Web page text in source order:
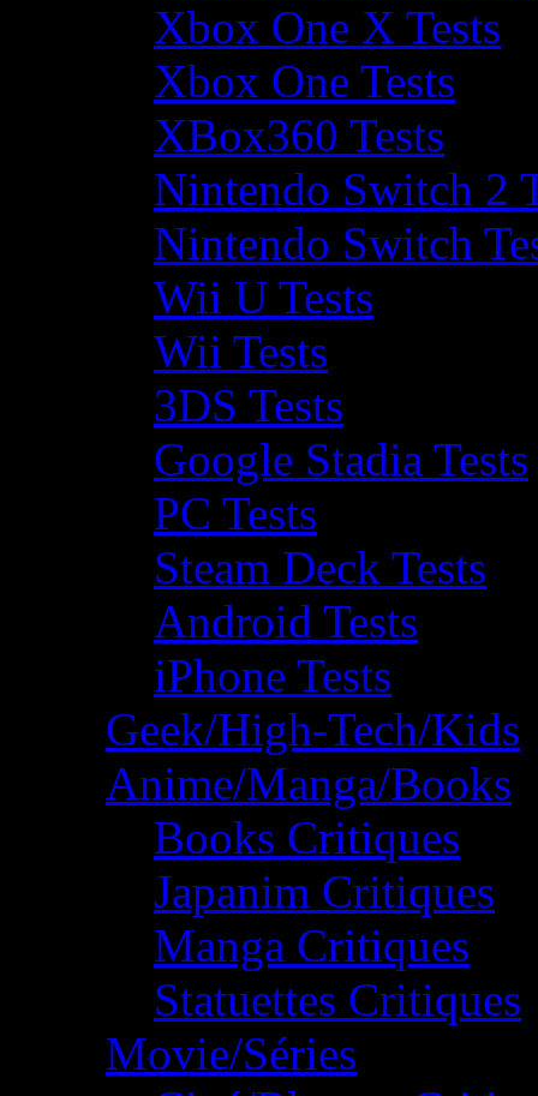
Xbox One X Tests
Xbox One Tests
XBox360 Tests
Nintendo Switch 2
Nintendo Switch
Wii U Tests
Wii Tests
3DS Tests
Google Stadia Tests
PC Tests
Steam Deck Tests
Android Tests
iPhone Tests
Geek/High-Tech/Kids
Anime/Manga/Books
Books Critiques
Japanim Critiques
Manga Critiques
Statuettes Critiques
Movie/Séries